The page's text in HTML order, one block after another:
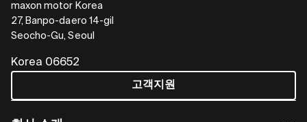
maxon motor Korea
27, Banpo-daero 14-gil
Seocho-Gu, Seoul
Korea 06652
고객지원